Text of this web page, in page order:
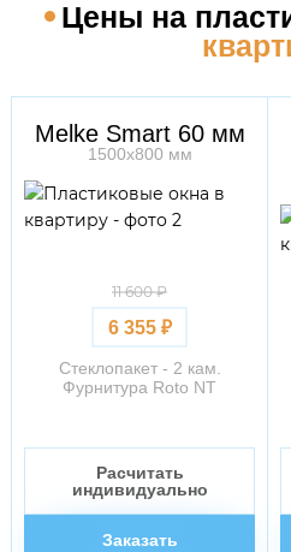
Цены на
Melke Smart 60 мм
1500х800 мм
11 600 ₽
6 355 ₽
Стеклопакет - 2 кам.
Фурнитура Roto NT
Заказать
Расчитать
индивидуально